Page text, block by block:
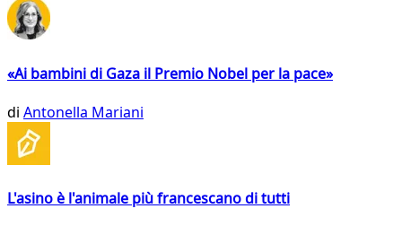
«Ai bambini di Gaza il Premio Nobel per la pace»
di Antonella Mariani
L'asino è l'animale più francescano di tutti